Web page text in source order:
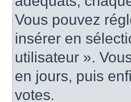
Vous pouvez
insérer en
utilisateur ».
en jours, puis
votes.